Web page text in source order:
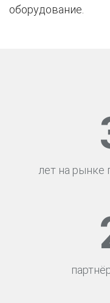
оборудование.
лет на рынке